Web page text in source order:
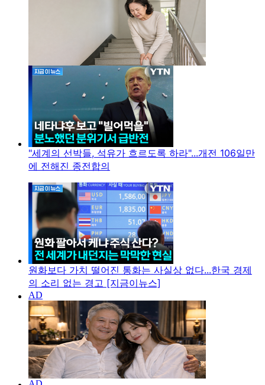
"세계의 선박들, 석유가 흐르도록 하라"...개전 106일만
에 전해진 종전합의
원화보다 가치 떨어진 통화는 사실상 없다...한국 경제
의 소리 없는 경고 [지금이뉴스]